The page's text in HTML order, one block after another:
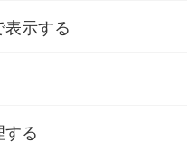
示する
る